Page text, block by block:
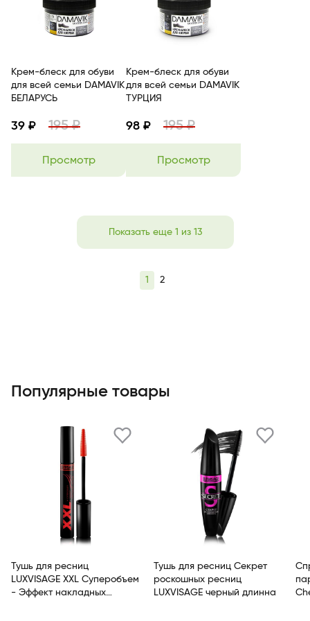
Крем-блеск для обуви
для всей семьи DAMAVIK
БЕЛАРУСЬ
39 ₽ 195 ₽
Просмотр
Крем-блеск для обуви
для всей семьи DAMAVIK
ТУРЦИЯ
98 ₽ 195 ₽
Просмотр
Показать еще 1 из 13
1 2
Популярные товары
Тушь для ресниц
LUXVISAGE XXL Суперобъем
- Эффект накладных
Тушь для ресниц Секрет
роскошных ресниц
LUXVISAGE черный длинна